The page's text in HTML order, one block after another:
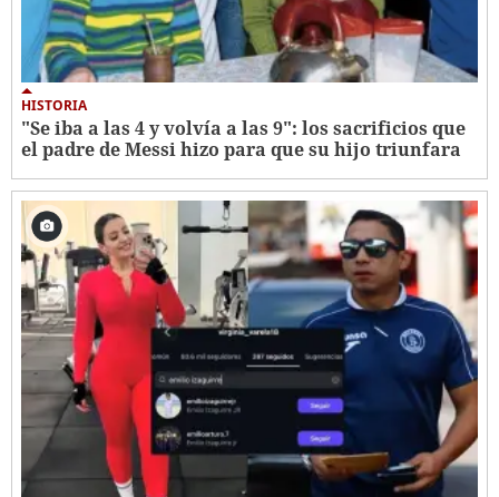
HISTORIA
"Se iba a las 4 y volvía a las 9": los sacrificios que
el padre de Messi hizo para que su hijo triunfara